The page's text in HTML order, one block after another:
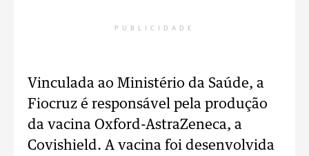
PUBLICIDADE
Vinculada ao Ministério da Saúde, a
Fiocruz é responsável pela produção
da vacina Oxford-AstraZeneca, a
Covishield. A vacina foi desenvolvida